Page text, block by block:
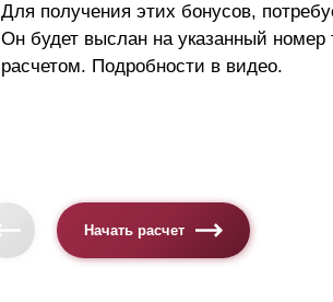
Для получения этих бонусов,
Он будет выслан на указанный номер
расчетом. Подробности в видео.
Начать расчет